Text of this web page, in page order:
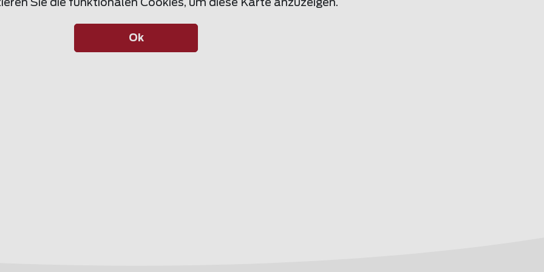
Sie die funktionalen Cookies, um diese Karte anzuzeigen.
Ok